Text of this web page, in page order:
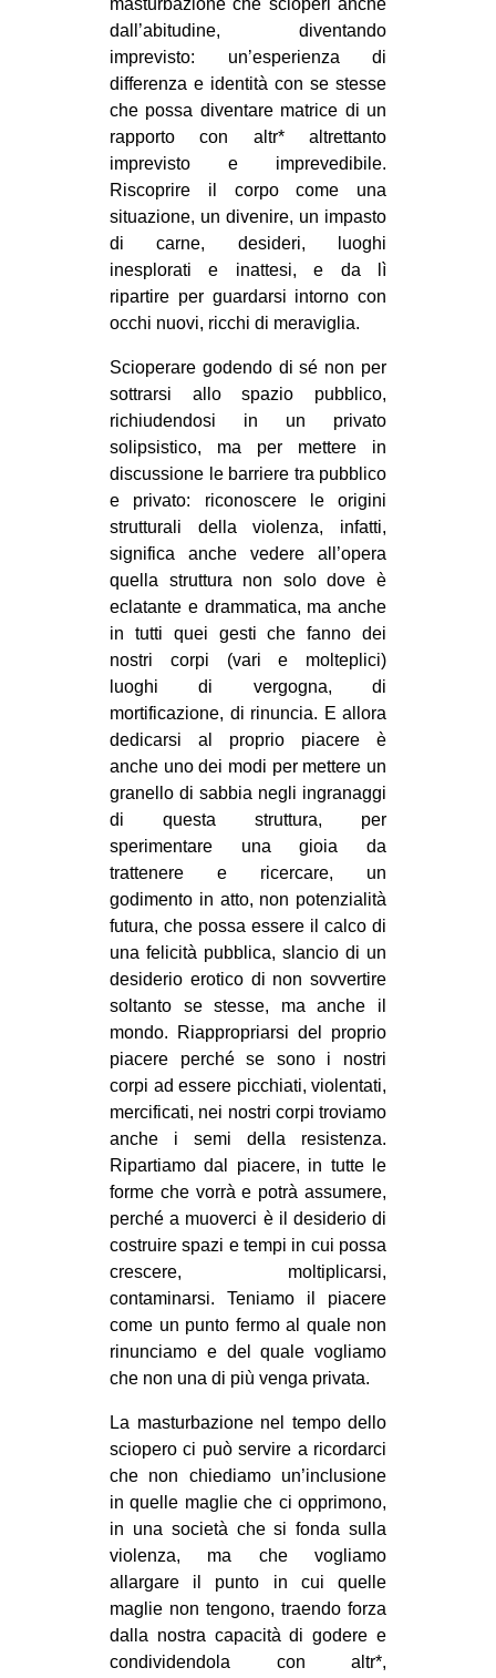
masturbazione che scioperi anche
dall’abitudine, diventando
imprevisto: un’esperienza di
differenza e identità con se stesse
che possa diventare matrice di un
rapporto con altr* altrettanto
imprevisto e imprevedibile.
Riscoprire il corpo come una
situazione, un divenire, un impasto
di carne, desideri, luoghi
inesplorati e inattesi, e da lì
ripartire per guardarsi intorno con
occhi nuovi, ricchi di meraviglia.
Scioperare godendo di sé non per
sottrarsi allo spazio pubblico,
richiudendosi in un privato
solipsistico, ma per mettere in
discussione le barriere tra pubblico
e privato: riconoscere le origini
strutturali della violenza, infatti,
significa anche vedere all’opera
quella struttura non solo dove è
eclatante e drammatica, ma anche
in tutti quei gesti che fanno dei
nostri corpi (vari e molteplici)
luoghi di vergogna, di
mortificazione, di rinuncia. E allora
dedicarsi al proprio piacere è
anche uno dei modi per mettere un
granello di sabbia negli ingranaggi
di questa struttura, per
sperimentare una gioia da
trattenere e ricercare, un
godimento in atto, non potenzialità
futura, che possa essere il calco di
una felicità pubblica, slancio di un
desiderio erotico di non sovvertire
soltanto se stesse, ma anche il
mondo. Riappropriarsi del proprio
piacere perché se sono i nostri
corpi ad essere picchiati, violentati,
mercificati, nei nostri corpi troviamo
anche i semi della resistenza.
Ripartiamo dal piacere, in tutte le
forme che vorrà e potrà assumere,
perché a muoverci è il desiderio di
costruire spazi e tempi in cui possa
crescere, moltiplicarsi,
contaminarsi. Teniamo il piacere
come un punto fermo al quale non
rinunciamo e del quale vogliamo
che non una di più venga privata.
La masturbazione nel tempo dello
sciopero ci può servire a ricordarci
che non chiediamo un’inclusione
in quelle maglie che ci opprimono,
in una società che si fonda sulla
violenza, ma che vogliamo
allargare il punto in cui quelle
maglie non tengono, traendo forza
dalla nostra capacità di godere e
condividendola con altr*,